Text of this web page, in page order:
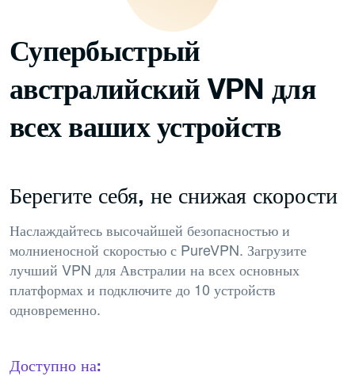
Супербыстрый
австралийский VPN для
всех ваших устройств
Берегите себя, не снижая скорости
Наслаждайтесь высочайшей безопасностью и
молниеносной скоростью с PureVPN. Загрузите
лучший VPN для Австралии на всех основных
платформах и подключите до 10 устройств
одновременно.
Доступно на: